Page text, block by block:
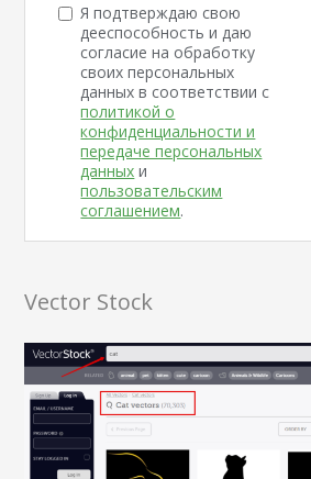
Я подтверждаю свою
дееспособность и даю
согласие на обработку
своих персональных
данных в соответствии с
политикой о
конфиденциальности и
передаче персональных
данных и
пользовательским
соглашением.
Vector Stock